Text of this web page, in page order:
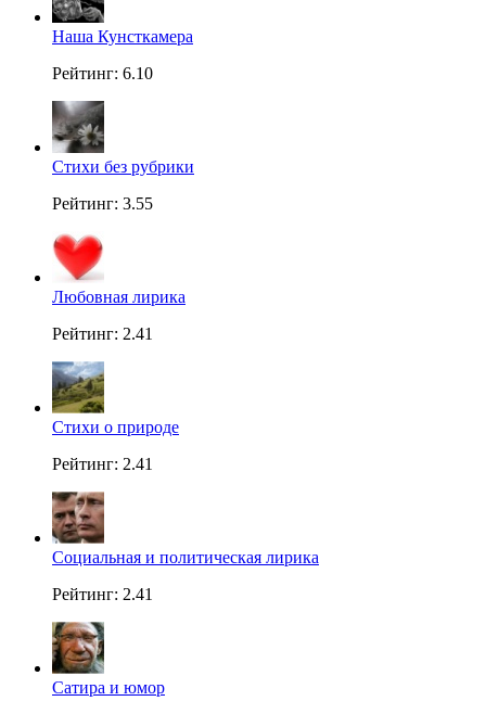
Наша Кунсткамера
Рейтинг: 6.10
Стихи без рубрики
Рейтинг: 3.55
Любовная лирика
Рейтинг: 2.41
Стихи о природе
Рейтинг: 2.41
Социальная и политическая лирика
Рейтинг: 2.41
Сатира и юмор